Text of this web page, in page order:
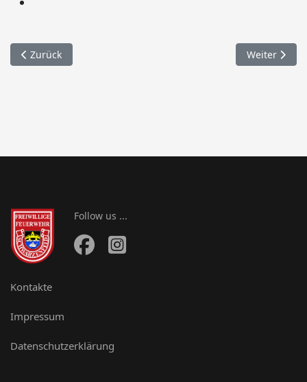
Vorheriger Beitrag: 083. Straßenreinigung / Buchtalweg
Zurück Nächster
Weiter
Follow us ...
Kontakte
Impressum
Datenschutzerklärung